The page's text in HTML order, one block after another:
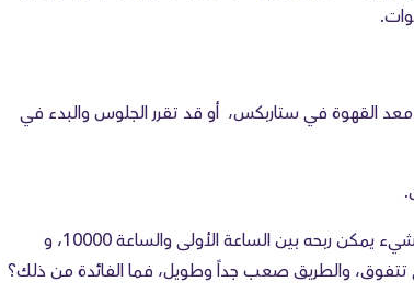
القهوة في ستاربكس، أو قد تقرر الجلوس والبدء في
تكمن مشكلة الاستسلام في أنه يفترض أنه لا يوجد شيء يمكن ربحه بين الساعة الأولى والساعة 10000، و
تتفوق، والطريق صعب جداً وطويل، فما الفائدة من ذلك؟